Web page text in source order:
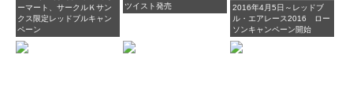
ーマート、サークルＫサン
クス限定レッドブルキャン
ペーン
ツイスト発売
2016年4月5日～レッドブ
ル・エアレース2016 ロー
ソンキャンペーン開始